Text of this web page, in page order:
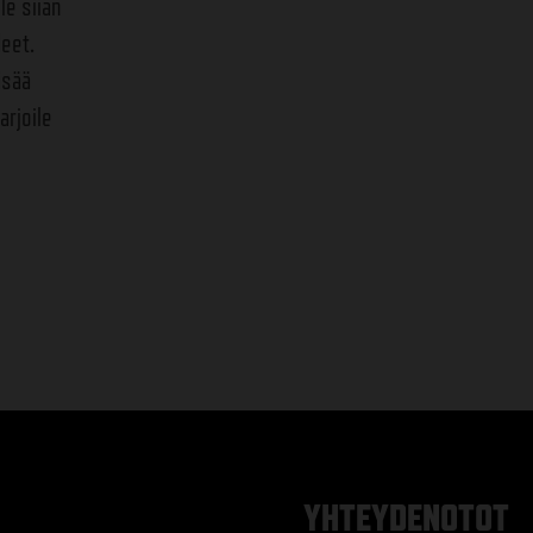
siian
YHTEYDENOTOT